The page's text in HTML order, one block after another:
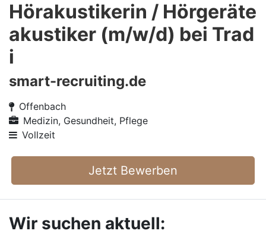
Hörakustikerin / Hörgeräte
akustiker (m/w/d) bei Trad
i
smart-recruiting.de
Offenbach
Medizin, Gesundheit, Pflege
Vollzeit
Jetzt Bewerben
Wir suchen aktuell: